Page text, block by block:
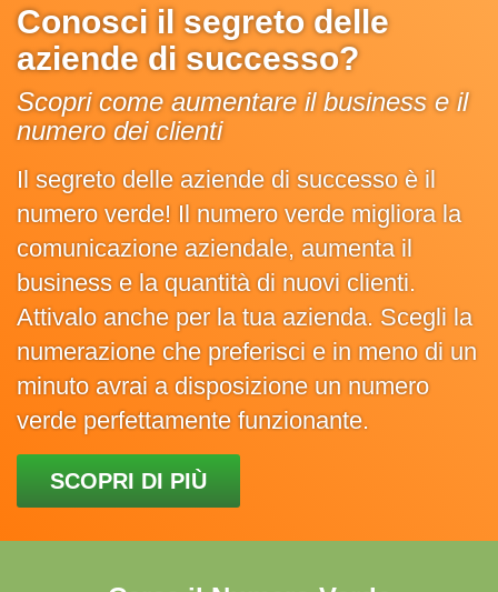
Conosci il segreto delle
aziende di successo?
Scopri come aumentare il business e il
numero dei clienti
Il segreto delle aziende di successo è il
numero verde! Il numero verde migliora la
comunicazione aziendale, aumenta il
business e la quantità di nuovi clienti.
Attivalo anche per la tua azienda. Scegli la
numerazione che preferisci e in meno di un
minuto avrai a disposizione un numero
verde perfettamente funzionante.
SCOPRI DI PIÙ